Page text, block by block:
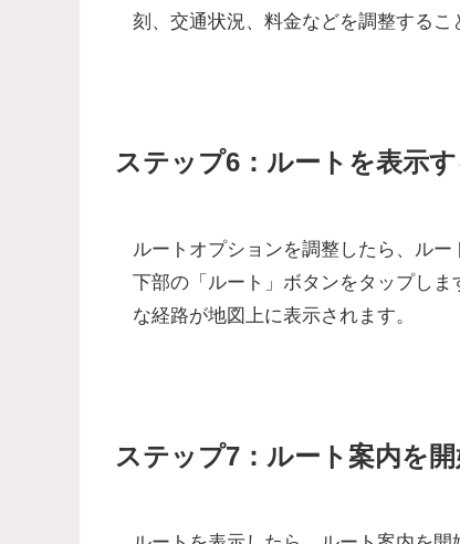
刻、交通状況、料金などを調整するこ
ステップ6：ルートを表示す
ルートオプションを調整したら、ル
下部の 「ルート」ボタンをタップしま
な経路が地図上に表示されます。
ステップ7：ルート案内を